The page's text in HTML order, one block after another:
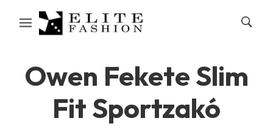
Owen Fekete Slim
Fit Sportzakó